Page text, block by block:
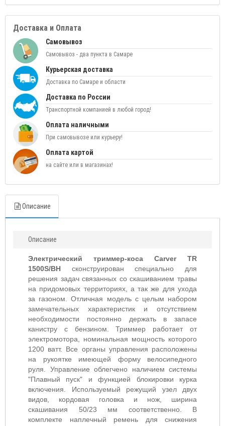
Доставка и Оплата
Самовывоз
Самовывоз - два пункта в Самаре
Курьерская доставка
Доставка по Самаре и области
Доставка по России
Транспортной компанией в любой город!
Оплата наличными
При самовывозе или курьеру!
Оплата картой
на сайте или в магазинах!
Описание
Описание
Электрический триммер-коса Carver TR
1500S/BH сконструирован специально для
решения задач связанных со скашиванием травы
на придомовых территориях, а так же для ухода
за газоном. Отличная модель с целым набором
замечательных характеристик и отсутствием
необходимости постоянно держать в запасе
канистру с бензином. Триммер работает от
электромотора, номинальная мощность которого
1200 ватт. Все органы управления расположены
на рукоятке имеющей форму велосипедного
руля. Управление облегчено наличием системы
"Плавный пуск" и функцией блокировки курка
включения. Используемый режущий узел двух
видов, кордовая головка и нож, ширина
скашивания 50/23 мм соответственно. В
комплекте наплечный ремень для снижения